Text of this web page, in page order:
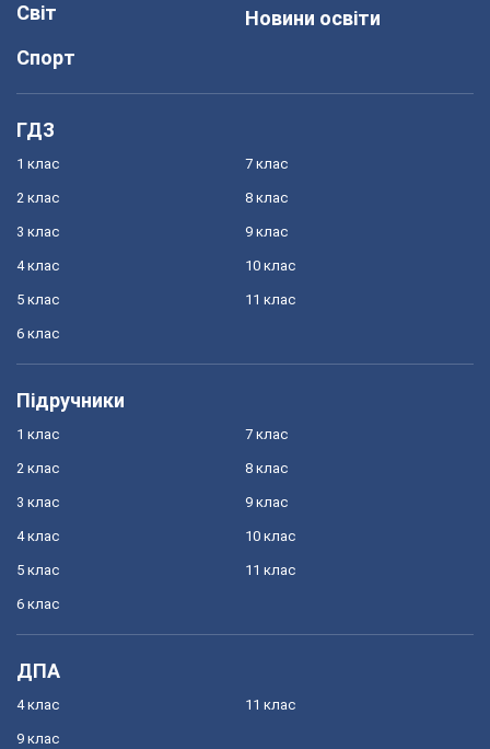
Світ
Спорт
Новини освіти
ГДЗ
1 клас
2 клас
3 клас
4 клас
5 клас
6 клас
7 клас
8 клас
9 клас
10 клас
11 клас
Підручники
1 клас
2 клас
3 клас
4 клас
5 клас
6 клас
7 клас
8 клас
9 клас
10 клас
11 клас
ДПА
4 клас
9 клас
11 клас